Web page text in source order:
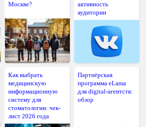
Москве?
активность
аудитории
Как выбрать
медицинскую
информационную
систему для
стоматологии: чек-
лист 2026 года
Партнёрская
программа eLama
для digital-агентств:
обзор